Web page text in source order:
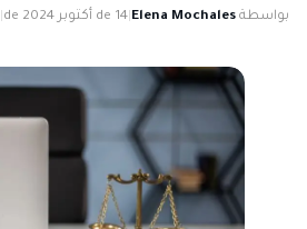
بواسطة Elena Mochales 14 de أكتوبر de 2024